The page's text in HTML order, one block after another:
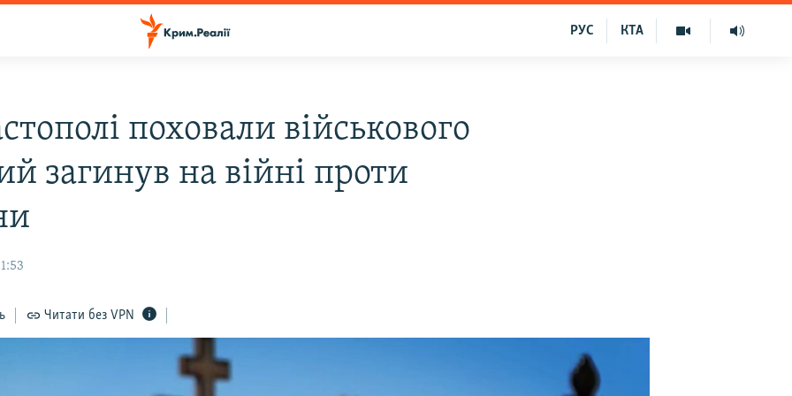
КТА
РУС
поховали військового
загинув на війні проти
Читати без VPN